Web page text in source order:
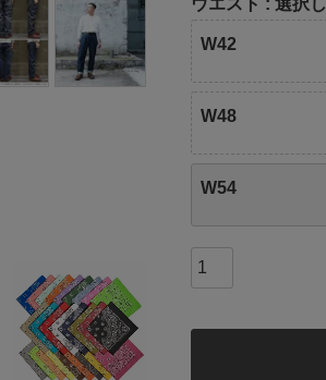
ウエスト 選択
W42
W48
W54